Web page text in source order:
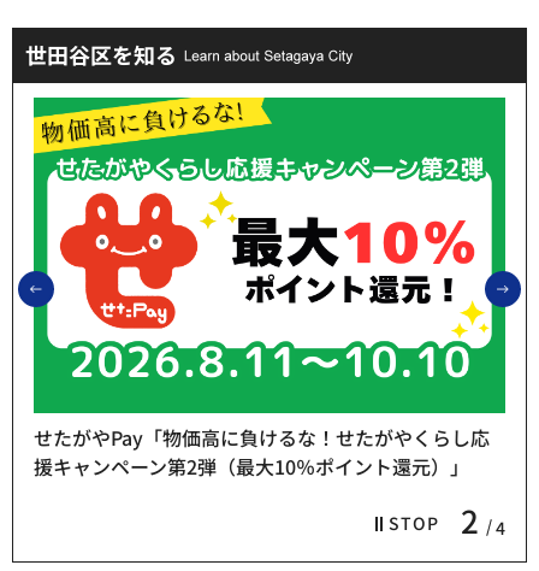
世田谷区を知る
前のスライドを表示
STOP 2 4
せたがやPay「物価高に負けるな！せたがやくらし応
援キャンペーン第2弾（最大10％ポイント還元）」